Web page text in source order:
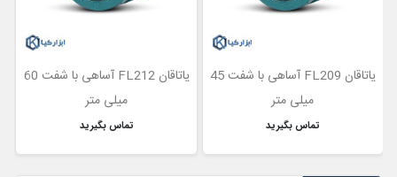
یاتاقان FL209 آساهی با شفت 45
میلی متر
تماس بگیرید
یاتاقان FL212 آساهی با شفت 60
میلی متر
تماس بگیرید